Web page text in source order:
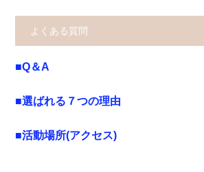
よくある質問
■Q＆A
■選ばれる７つの理由
■活動場所(アクセス)